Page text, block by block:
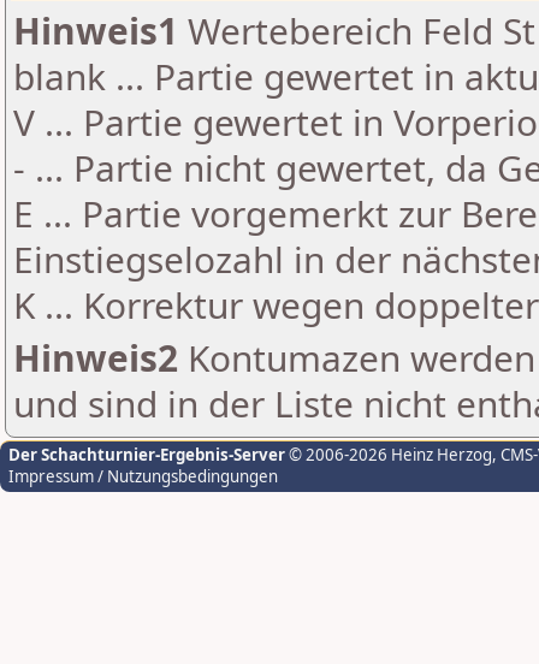
Hinweis1 Wertebereich Feld
blank ... Partie gewertet in
V ... Partie gewertet in
- ... Partie nicht gewertet, da
E ... Partie vorgemerkt zur
Einstiegselozahl in der
K ... Korrektur wegen
Hinweis2 Kontumazen
und sind in der Liste nicht
Der Schachturnier-Ergebnis-Server© 2006-2026 Heinz Herzog,
Impressum / Nutzungsbedingungen